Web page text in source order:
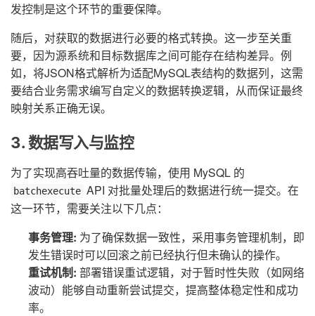
发控制是这个环节的重要保障。
随后，对获取的数据进行必要的格式转换。这一步至关重
要，因为源系统和目标数据库之间可能存在结构差异。例
如，将JSON格式解析为适配MySQL表结构的数据列，这需
要结合业务需求编写自定义的数据转换逻辑，从而保证最终
映射关系正确无误。
3. 数据写入与监控
为了实现高吞吐量的数据传输，使用 MySQL 的
batchexecute API 对批量处理后的数据进行统一提交。在
这一环节，需要关注以下几点：
事务管理: 为了确保数据一致性，采用事务管理机制，即
发生错误时可以回滚之前已经执行但未确认的操作。
重试机制: 部署错误重试逻辑，对于暂时性失败（如网络
波动）能够自动重新尝试提交，提高整体稳定性和成功
率。